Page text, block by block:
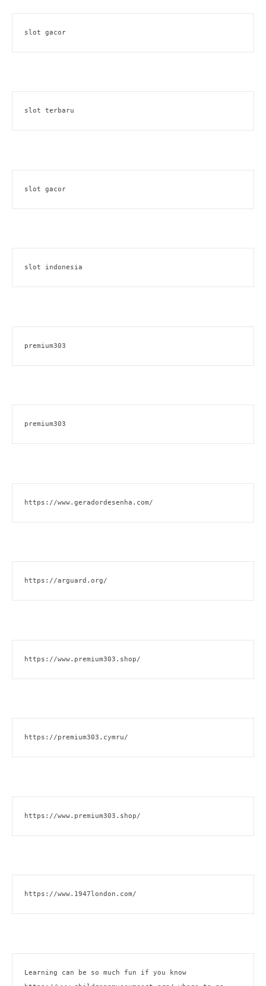
slot gacor
slot terbaru
slot gacor
slot indonesia
premium303
premium303
https://www.geradordesenha.com/
https://arguard.org/
https://www.premium303.shop/
https://premium303.cymru/
https://www.premium303.shop/
https://www.1947london.com/